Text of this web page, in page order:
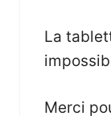
La
Merci